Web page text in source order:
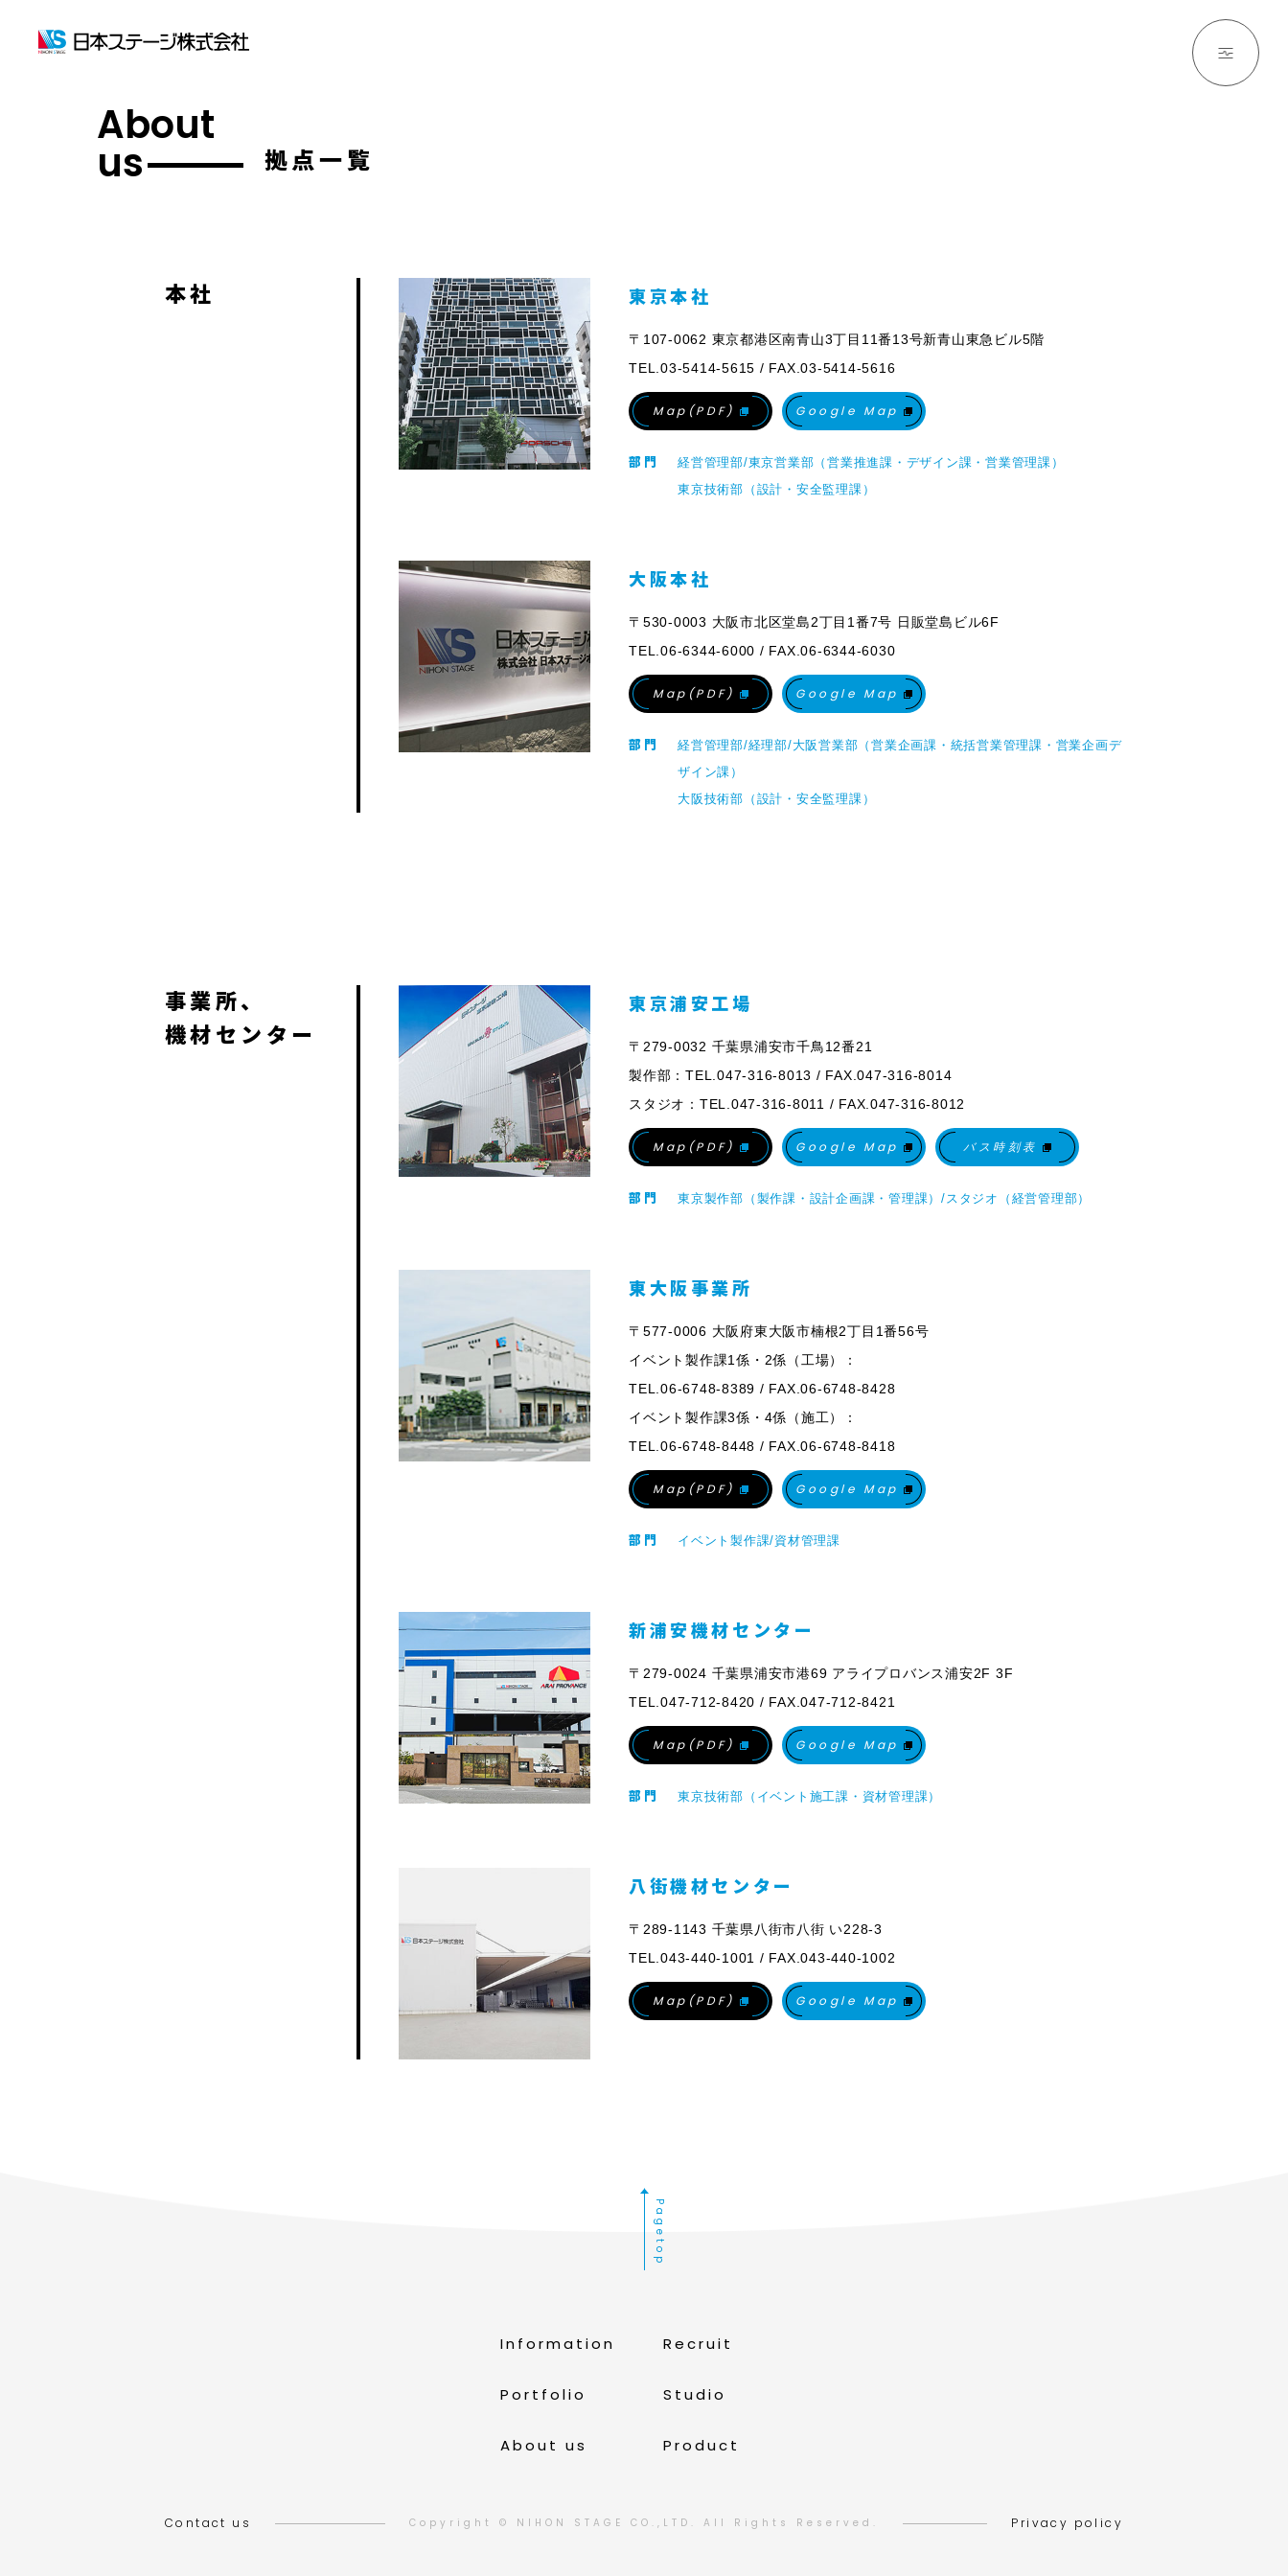
About
us 拠点一覧
本社 東京本社
〒107-0062 東京都港区南青山3丁目11番13号新青山東急ビル5階
TEL.03-5414-5615 / FAX.03-5414-5616
Map(PDF) Google Map
部門
経営管理部/東京営業部（営業推進課・デザイン課・営業管理課）
東京技術部（設計・安全監理課）
大阪本社
〒530-0003 大阪市北区堂島2丁目1番7号 日販堂島ビル6F
TEL.06-6344-6000 / FAX.06-6344-6030
Map(PDF) Google Map
部門
経営管理部/経理部/大阪営業部（営業企画課・統括営業管理課・営業企画デ
ザイン課）
大阪技術部（設計・安全監理課）
事業所、
機材センター
東京浦安工場
〒279-0032 千葉県浦安市千鳥12番21
製作部：TEL.047-316-8013 / FAX.047-316-8014
スタジオ：TEL.047-316-8011 / FAX.047-316-8012
Map(PDF) Google Map バス時刻表
部門 東京製作部（製作課・設計企画課・管理課）/スタジオ（経営管理部）
東大阪事業所
〒577-0006 大阪府東大阪市楠根2丁目1番56号
イベント製作課1係・2係（工場）：
TEL.06-6748-8389 / FAX.06-6748-8428
イベント製作課3係・4係（施工）：
TEL.06-6748-8448 / FAX.06-6748-8418
Map(PDF) Google Map
部門 イベント製作課/資材管理課
新浦安機材センター
〒279-0024 千葉県浦安市港69 アライプロバンス浦安2F 3F
TEL.047-712-8420 / FAX.047-712-8421
Map(PDF) Google Map
部門 東京技術部（イベント施工課・資材管理課）
八街機材センター
〒289-1143 千葉県八街市八街 い228-3
TEL.043-440-1001 / FAX.043-440-1002
Map(PDF) Google Map
Pagetop
Information
Portfolio
About us
Recruit
Studio
Product
Contact us Privacy policy
Copyright © NIHON STAGE CO.,LTD. All Rights Reserved.